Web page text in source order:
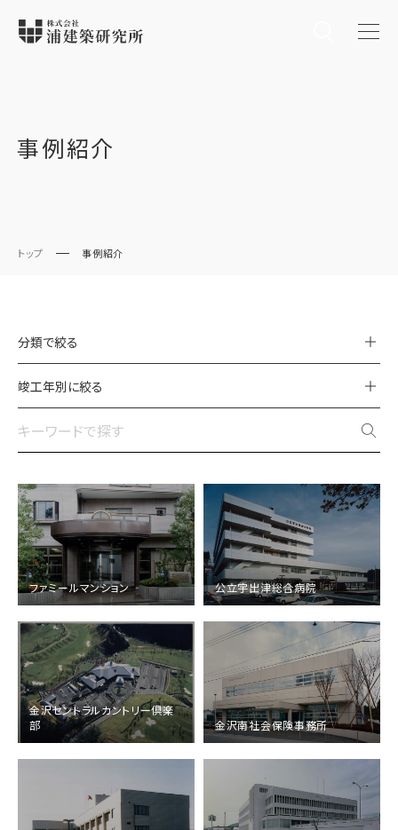
事例紹介
トップ 事例紹介
分類で絞る
竣工年別に絞る
ファミールマンション
竣工 1989年 1月
分類 居住施設
規模 鉄骨鉄筋コンクリート造
公立宇出津総合病院
竣工 1989年 1月
分類 医療施設
規模
鉄筋コンクリート造 地上6階
金沢セントラルカントリー倶楽
部
竣工 1989年 1月
分類 その他
規模
鉄筋コンクリート造 地上2階
受賞
第20回石川県デザイン展 入賞
金沢南社会保険事務所
竣工 1987年 1月
分類 オフィス
規模 鉄骨造 地上2階